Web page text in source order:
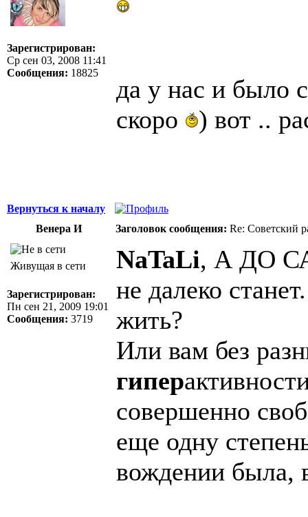
Зарегистрирован:
Ср сен 03, 2008 11:41
Сообщения: 18825
да у нас и было
скоро
) вот ..
Вернуться к началу
Венера И
Заголовок сообщения: Re: Советский
Живущая в сети
Зарегистрирован:
Пн сен 21, 2009 19:01
Сообщения: 3719
NaTaLi, А ДО
не далеко
жить?
Или вам без
гипер
совершенно
еще одну
вождении была,